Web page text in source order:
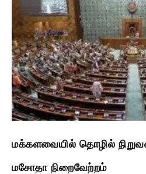
மக்களவையில் தொழில்
மசோதா நிறைவேற்றம்